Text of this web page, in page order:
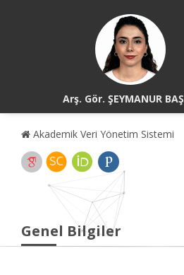
Arş. Gör. ŞEYMANUR
Akademik Veri Yönetim Sistemi
Genel Bilgiler